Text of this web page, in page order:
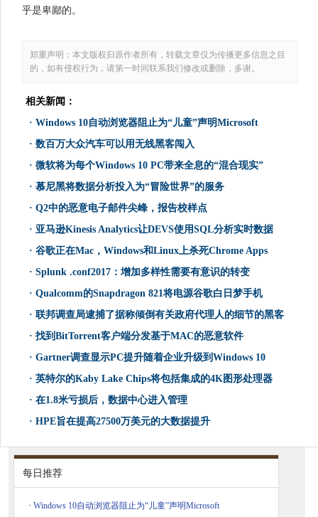
乎是卑鄙的。
郑重声明：本文版权归原作者所有，转载文章仅为传播更多信息之目
的，如有侵权行为，请第一时间联系我们修改或删除，多谢。
相关新闻：
· Windows 10自动浏览器阻止为“儿童”声明Microsoft
· 数百万大众汽车可以用无线黑客闯入
· 微软将为每个Windows 10 PC带来全息的“混合现实”
· 慕尼黑将数据分析投入为“冒险世界”的服务
· Q2中的恶意电子邮件尖峰，报告校样点
· 亚马逊Kinesis Analytics让DEVS使用SQL分析实时数据
· 谷歌正在Mac，Windows和Linux上杀死Chrome Apps
· Splunk .conf2017：增加多样性需要有意识的转变
· Qualcomm的Snapdragon 821将电源谷歌白日梦手机
· 联邦调查局逮捕了据称倾倒有关政府代理人的细节的黑客
· 找到BitTorrent客户端分发基于MAC的恶意软件
· Gartner调查显示PC提升随着企业升级到Windows 10
· 英特尔的Kaby Lake Chips将包括集成的4K图形处理器
· 在1.8米亏损后，数据中心进入管理
· HPE旨在提高27500万美元的大数据提升
每日推荐
· Windows 10自动浏览器阻止为“儿童”声明Microsoft